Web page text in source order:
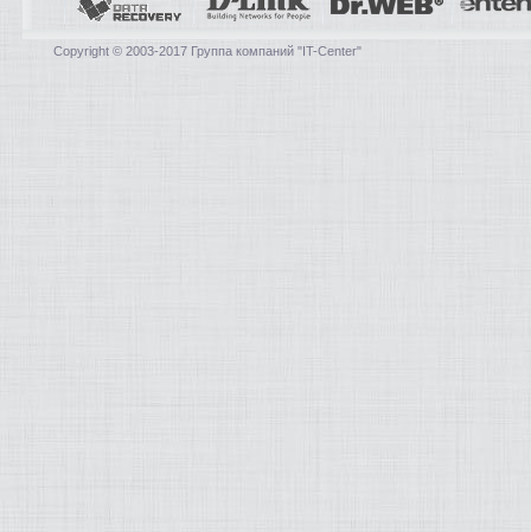
Copyright © 2003-2017 Группа компаний "IT-Center"